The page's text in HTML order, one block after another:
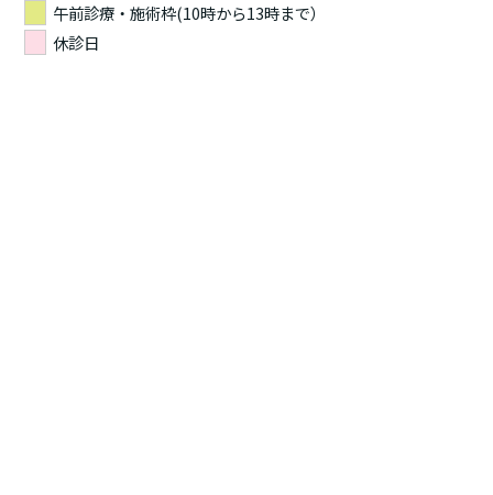
午前診療・施術枠(10時から13時まで）
休診日